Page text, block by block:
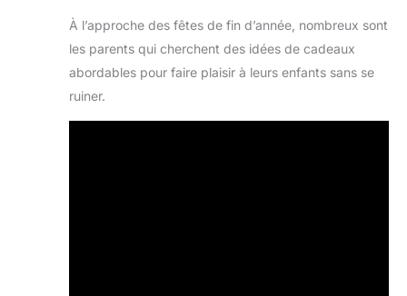
À l’approche des fêtes de fin d’année, nombreux sont
les parents qui cherchent des idées de cadeaux
abordables pour faire plaisir à leurs enfants sans se
ruiner.